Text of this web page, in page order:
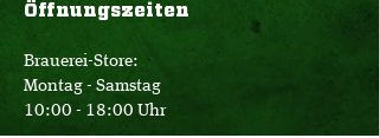
Öffnungszeiten
Brauerei-Store:
Montag - Samstag
10:00 - 18:00 Uhr